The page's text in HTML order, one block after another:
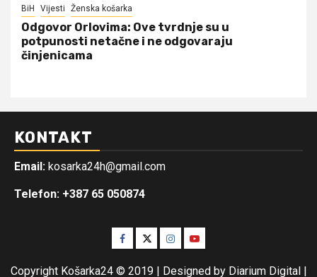
BiH Vijesti Ženska košarka
Odgovor Orlovima: ​Ove tvrdnje su u
potpunosti netačne i ne odgovaraju
činjenicama
KONTAKT
Email: kosarka24h@gmail.com
Telefon: +387 65 050874
Facebook
TwitterInstagram
Youtube
Copyright Košarka24 © 2019 | Designed by Diarium Digital |